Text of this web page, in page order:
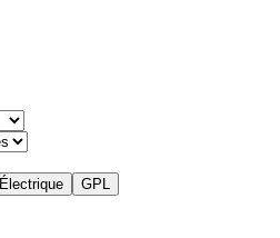
Électrique GPL